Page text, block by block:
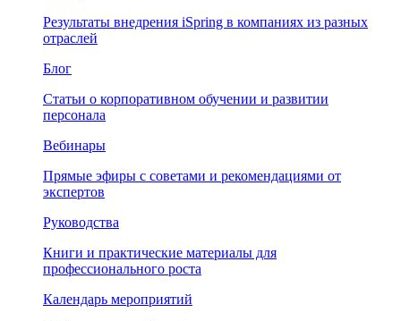
Результаты внедрения iSpring в компаниях из разных
отраслей
Блог
Статьи о корпоративном обучении и развитии
персонала
Вебинары
Прямые эфиры с советами и рекомендациями от
экспертов
Руководства
Книги и практические материалы для
профессионального роста
Календарь мероприятий